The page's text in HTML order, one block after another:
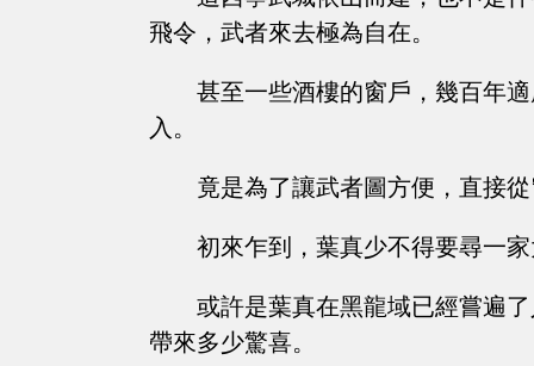
飛令，武者來去極為自在。
甚至一些酒樓的窗戶，幾百年
入。
竟是為了讓武者圖方便，直接
初來乍到，葉真少不得要尋一
或許是葉真在黑龍域已經嘗遍
帶來多少驚喜。